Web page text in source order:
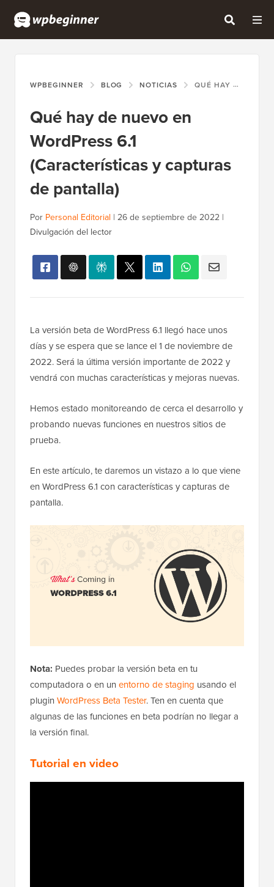
WPBEGINNER BLOG NOTICIAS QUÉ HAY DE NUEVO EN WORDPRESS 6.1 (CARACTERÍSTICAS Y CAPTURAS DE PANTALLA)
Qué hay de nuevo en
WordPress 6.1
(Características y capturas
de pantalla)
Por Personal Editorial | 26 de septiembre de 2022 |
Divulgación del lector
La versión beta de WordPress 6.1 llegó hace unos
días y se espera que se lance el 1 de noviembre de
2022. Será la última versión importante de 2022 y
vendrá con muchas características y mejoras nuevas.
Hemos estado monitoreando de cerca el desarrollo y
probando nuevas funciones en nuestros sitios de
prueba.
En este artículo, te daremos un vistazo a lo que viene
en WordPress 6.1 con características y capturas de
pantalla.
Nota: Puedes probar la versión beta en tu
computadora o en un entorno de staging usando el
plugin WordPress Beta Tester. Ten en cuenta que
algunas de las funciones en beta podrían no llegar a
la versión final.
Tutorial en video